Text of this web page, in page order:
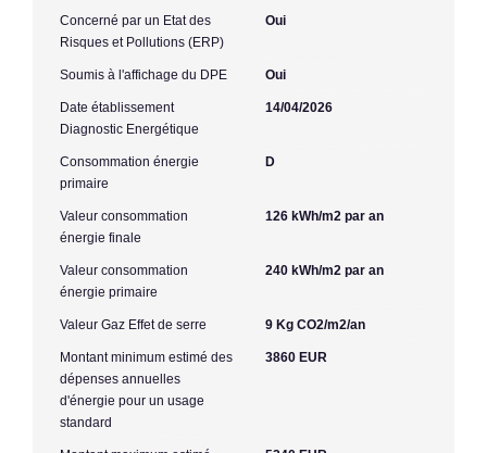
Concerné par un Etat des
Risques et Pollutions (ERP)
Oui
Soumis à l'affichage du DPE Oui
Date établissement
Diagnostic Energétique
14/04/2026
Consommation énergie
primaire
D
Valeur consommation
énergie finale
126 kWh/m2 par an
Valeur consommation
énergie primaire
240 kWh/m2 par an
Valeur Gaz Effet de serre 9 Kg CO2/m2/an
Montant minimum estimé des
dépenses annuelles
d'énergie pour un usage
standard
3860 EUR